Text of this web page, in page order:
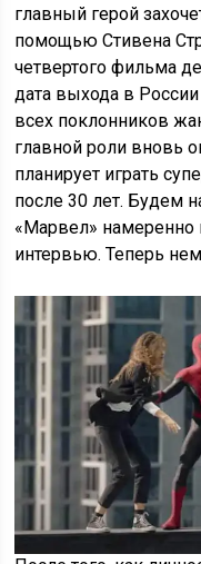
главный герой
помощью Стивена
четвертого фильма
дата выхода в
всех поклонников
главной роли вновь
планирует играть
после 30 лет. Будем
«Марвел» намеренно
интервью. Теперь